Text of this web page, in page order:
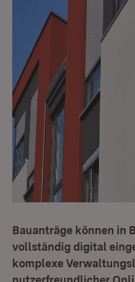
Bauanträge können in
vollständig digital
komplexe